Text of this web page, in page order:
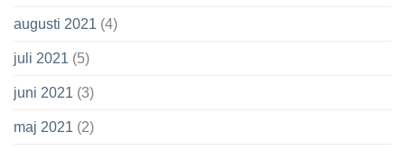
augusti 2021 (4)
juli 2021 (5)
juni 2021 (3)
maj 2021 (2)